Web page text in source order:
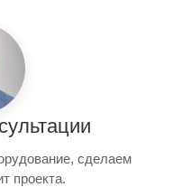
сделаем
проекта.